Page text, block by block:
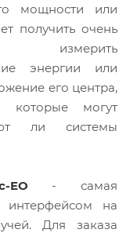
мощности или
получить очень
измерить
энергии или
его центра,
которые могут
ли системы
EO - самая
интерфейсом на
Для заказа